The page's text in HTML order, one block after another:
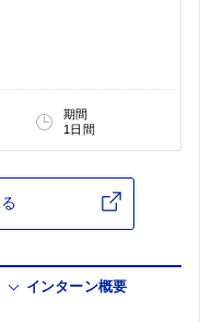
期間
1日間
インターン概要